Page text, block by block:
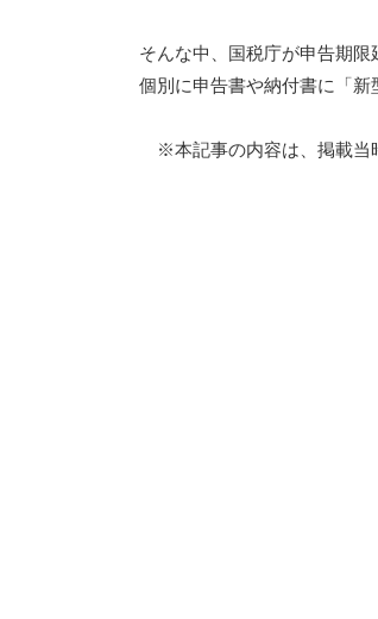
そんな中、国税庁が申告期限
個別に申告書や納付書に「新
※本記事の内容は、掲載当